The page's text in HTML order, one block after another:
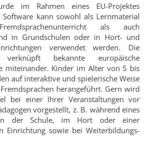
im Rahmen eines EU-Projektes
kann sowohl als Lernmaterial
als auch
in Grundschulen oder in Hort- und
verwendet werden. Die
verknüpft bekannte europäische
miteinander. Kinder im Alter von 5 bis
auf interaktive und spielerische Weise
herangeführt. Gern wird
bei einer Ihrer Veranstaltungen vor
vorgestellt, z. B. während eines
in der Schule, im Hort oder einer
Einrichtung sowie bei Weiterbildungs-